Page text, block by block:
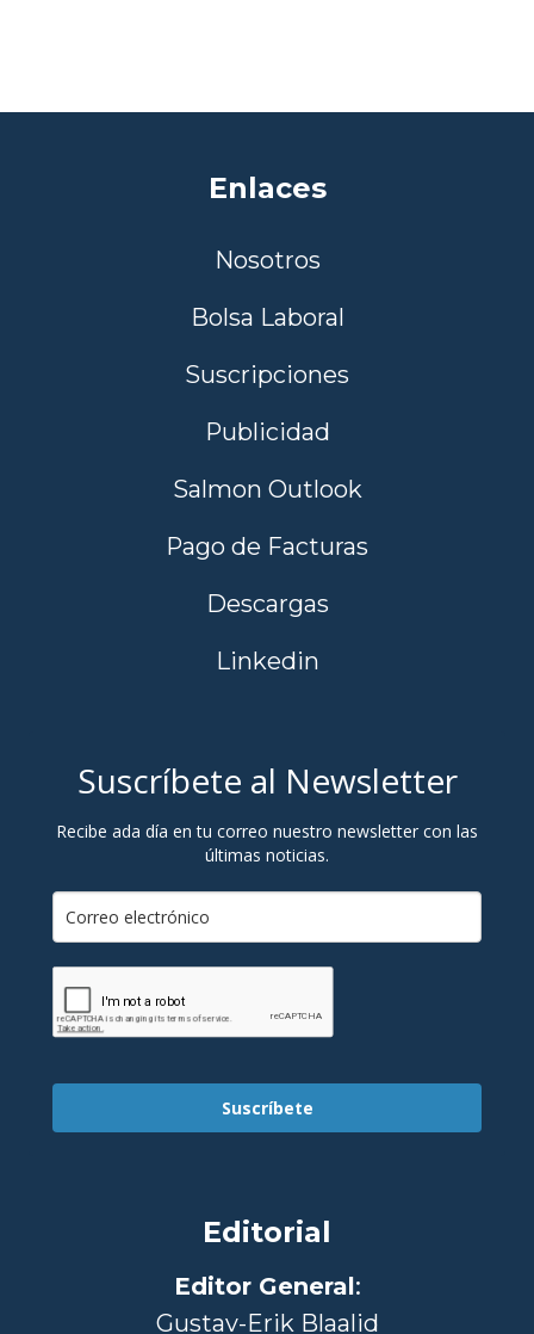
Enlaces
Nosotros
Bolsa Laboral
Suscripciones
Publicidad
Salmon Outlook
Pago de Facturas
Descargas
Linkedin
Suscríbete al Newsletter
Recibe ada día en tu correo nuestro newsletter con las
últimas noticias.
Suscríbete
Editorial
Editor General:
Gustav-Erik Blaalid